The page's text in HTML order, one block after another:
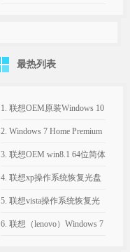
最热列表
1. 联想OEM原装Windows 10
专业版64位ISO系统下载
2. Windows 7 Home Premium
with Service Pack 1 (x86) -
DVD (Chinese-Simplified)家
庭高级版32位win7 MSDN
ISO下载
3. 联想OEM win8.1 64位简体
中文版恢复系统下载
4. 联想xp操作系统恢复光盘
联想 OEM Windows XP SP3
原版镜像 ISO
5. 联想vista操作系统恢复光
盘 联想 OEM Windows vista
6. 联想（lenovo）Windows 7